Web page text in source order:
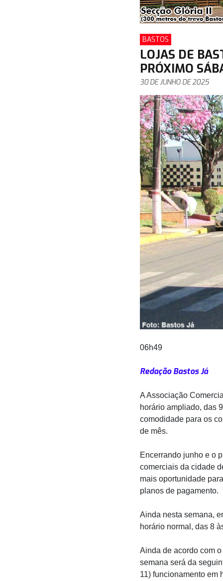
BASTOS
LOJAS DE
PRÓXIMO
30 DE JUNHO DE 2025
06h49
Redação Bastos Já
A Associação
horário ampliado, das
comodidade para os
de mês.
Encerrando junho e o
comerciais da cidade
mais oportunidade
planos de pagamento.
Ainda nesta semana,
horário normal, das 8
Ainda de acordo com
semana será da
11) funcionamento em